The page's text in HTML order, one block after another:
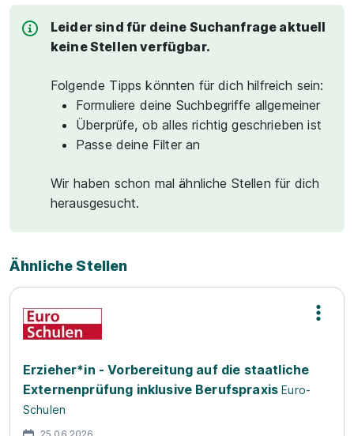
Leider sind für deine Suchanfrage aktuell
keine Stellen verfügbar.
Folgende Tipps könnten für dich hilfreich sein:
Formuliere deine Suchbegriffe allgemeiner
Überprüfe, ob alles richtig geschrieben ist
Passe deine Filter an
Wir haben schon mal ähnliche Stellen für dich
herausgesucht.
Ähnliche Stellen
Erzieher*in - Vorbereitung auf die staatliche
Externenprüfung inklusive Berufspraxis Euro-
Schulen
25.06.2026